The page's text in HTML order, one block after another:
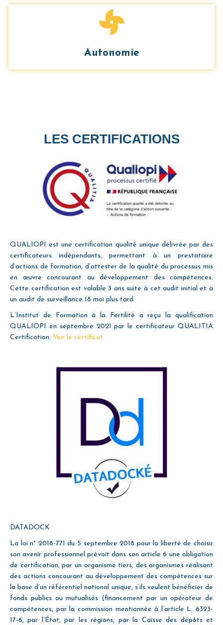
Autonomie
LES CERTIFICATIONS
QUALIOPI est une certification qualité unique délivrée par des
certificateurs indépendants, permettant à un prestataire
d’actions de formation, d’attester de la qualité du processus mis
en œuvre concourant au développement des compétences.
Cette certification est valable 3 ans suite à cet audit initial et à
un audit de surveillance 18 moi plus tard.
L’Institut de Formation à la Fertilité a reçu la qualification
QUALIOPI en septembre 2021 par le certificateur QUALITIA
Certification. Voir le certificat
DATADOCK
La loi n° 2018-771 du 5 septembre 2018 pour la liberté de choisir
son avenir professionnel prévoit dans son article 6 une obligation
de certification, par un organisme tiers, des organismes réalisant
des actions concourant au développement des compétences sur
la base d’un référentiel national unique, s’ils veulent bénéficier de
fonds publics ou mutualisés (financement par un opérateur de
compétences, par la commission mentionnée à l’article L. 6323-
17-6, par l’État, par les régions, par la Caisse des dépôts et